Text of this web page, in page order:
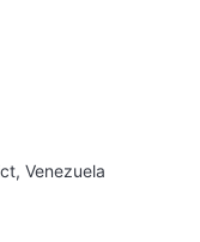
Venezuela